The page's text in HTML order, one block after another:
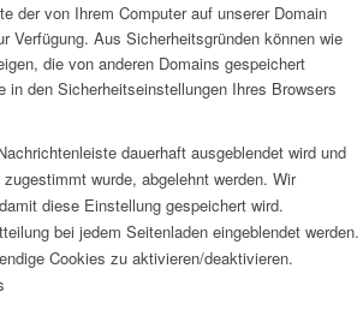
der von Ihrem Computer auf unserer Domain
Verfügung. Aus Sicherheitsgründen können wie
die von anderen Domains gespeichert
in den Sicherheitseinstellungen Ihres Browsers
dauerhaft ausgeblendet wird und
wurde, abgelehnt werden. Wir
diese Einstellung gespeichert wird.
bei jedem Seitenladen eingeblendet werden.
Cookies zu aktivieren/deaktivieren.